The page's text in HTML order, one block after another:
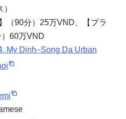
（90分）25万VND、【プラ
60万VND
My Dinh–Song Da Urban